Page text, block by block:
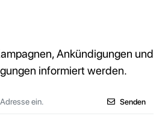
Ankündigungen und
informiert werden.
Senden